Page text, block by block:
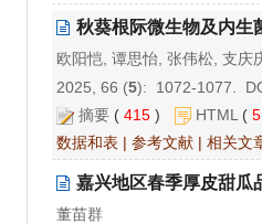
秋葵根际微生物及内生
欧阳恺, 谭思怡, 张伟松, 支庆
2025, 66 (5): 1072-1077.
摘要 ( 415 ) HTML ( 5
数据和表 | 参考文献 | 相关文
嘉兴地区春季厚皮甜瓜
董苗群